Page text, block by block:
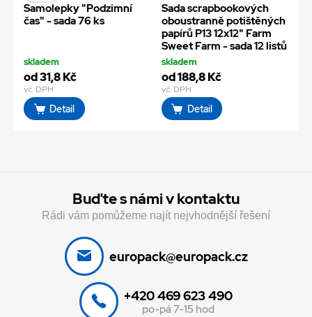
Samolepky "Podzimní
čas" - sada 76 ks
skladem
od 31,8 Kč
vč. DPH
Detail
Sada scrapbookových
oboustranně potištěných
papírů P13 12x12" Farm
Sweet Farm - sada 12 listů
skladem
od 188,8 Kč
vč. DPH
Detail
Buďte s námi v kontaktu
Rádi vám pomůžeme najít nejvhodnější řešení
europack@europack.cz
+420 469 623 490
po-pá 7-15 hod